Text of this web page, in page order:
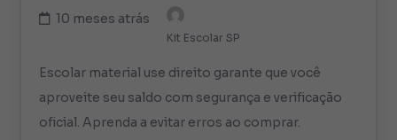
10 meses atrás
Kit Escolar SP
Escolar material use direito garante que você
aproveite seu saldo com segurança e verificação
oficial. Aprenda a evitar erros ao comprar.